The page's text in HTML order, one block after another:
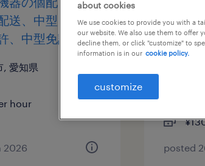
送、中型トラッ
、中型免許
, 愛知県
hour
2026
理・品
ング・
リフト
愛
posted
about cookies
We use cookies to provide you with a
our website. We also use them to offer
decline them, or click "customize" to
information is in our cookie policy.
customize